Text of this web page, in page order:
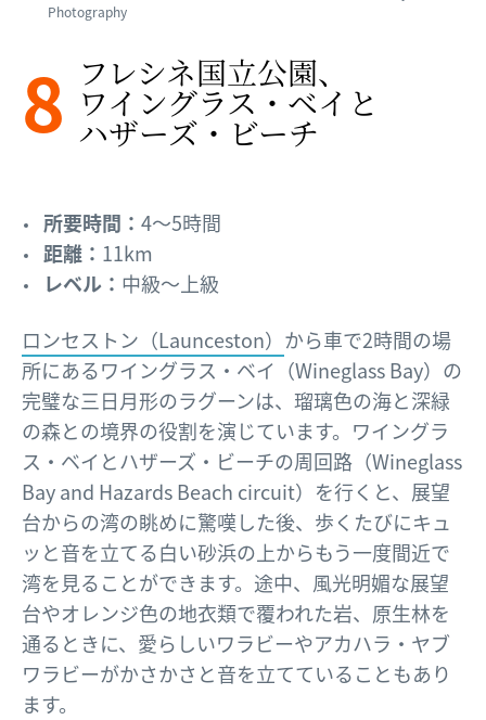
Photography
8 フレシネ国立公園、​
ワイングラス・ベイと​
ハザーズ・ビーチ
所要時間： 4～5時間
距離： 11km
レベル： 中級～上級
ロンセストン（Launceston） から車で2時間の場
所にあるワイングラス・ベイ（Wineglass Bay）の
完璧な三日月形のラグーンは、瑠璃色の海と深緑
の森との境界の役割を演じています。ワイングラ
ス・ベイとハザーズ・ビーチの周回路（Wineglass
Bay and Hazards Beach circuit）を行くと、展望
台からの湾の眺めに驚嘆した後、歩くたびにキュ
ッと音を立てる白い砂浜の上からもう一度間近で
湾を見ることができます。途中、風光明媚な展望
台やオレンジ色の地衣類で覆われた岩、原生林を
通るときに、愛らしいワラビーやアカハラ・ヤブ
ワラビーがかさかさと音を立てていることもあり
ます。